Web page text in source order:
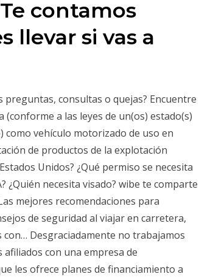
contamos
llevar si vas a
preguntas, consultas o quejas? Encuentre
a las leyes de un(os) estado(s)
vehículo motorizado de uso en
de productos de la explotación
Unidos? ¿Qué permiso se necesita
¿Quién necesita visado? wibe te comparte
mejores recomendaciones para
de seguridad al viajar en carretera,
Desgraciadamente no trabajamos
con una empresa de
les ofrece planes de financiamiento a